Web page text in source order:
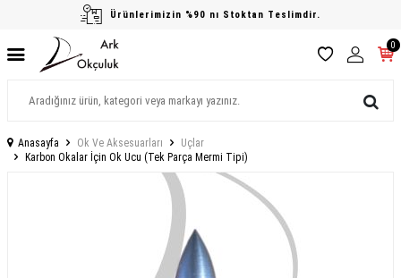
Ürünlerimizin %90 nı Stoktan Teslimdir.
0
Anasayfa Ok Ve Aksesuarları
Uçlar
Karbon Okalar İçin Ok Ucu (Tek Parça Mermi Tipi)